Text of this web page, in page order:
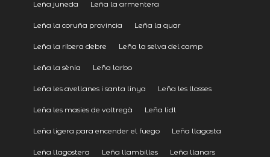
Leña juneda Leña la armentera
Leña la coruña provincia Leña la quar
Leña la ribera debre Leña la selva del camp
Leña la sènia Leña larbo
Leña les avellanes i santa linya Leña les llosses
Leña les masies de voltregà Leña lidl
Leña ligera para encender el fuego Leña llagosta
Leña llagostera Leña llambilles Leña llanars